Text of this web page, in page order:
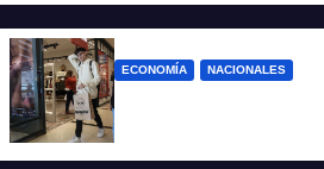
o estúpidos”
ECONOMÍA NACIONALES